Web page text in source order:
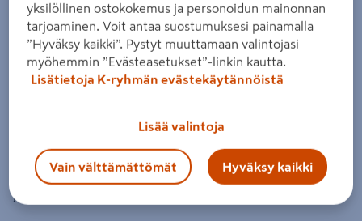
Akkuikkunapesin Einhell Power-X-
Change Brillianto
Tuotenumero :502649554 EAN-koodi 4006825670196
ikkunanpesuri. 18 V jännite, 300 ml suihkepullo
mikrokuituliinalla, 100 ml likavesisäiliö ja 28 cm
imusuulake integroidulla ikkunalastalla. Runkoversio, akku
ja laturi myydään erikseen.
yksilöllinen ostokokemus ja personoidun mainonnan
tarjoaminen. Voit antaa suostumuksesi painamalla
”Hyväksy kaikki”. Pystyt muuttamaan valintojasi
myöhemmin ”Evästeasetukset”-linkin kautta.
Lisätietoja K-ryhmän evästekäytännöistä
Lisää valintoja
Vain välttämättömät Hyväksy kaikki